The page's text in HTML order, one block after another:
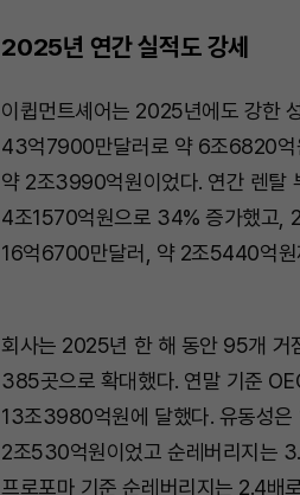
2025년 연간 실적도 강세
이큅먼트셰어는 2025년에도 강한
43억7900만달러로 약 6조6820억
약 2조3990억원이었다. 연간 렌탈
4조1570억원으로 34% 증가했고,
16억6700만달러, 약 2조5440억원
회사는 2025년 한 해 동안 95개 거
385곳으로 확대했다. 연말 기준
13조3980억원에 달했다. 유동성
2조530억원이었고 순레버리지는
프로포마 기준 순레버리지는 2.4배